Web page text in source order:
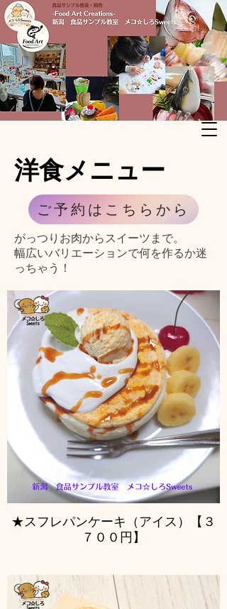
​洋食メニュー
ご予約はこちらから
がっつりお肉からスイーツまで。
​幅広いバリエーションで何を作るか迷
っちゃう！
★スフレパンケーキ（アイス）【３
７００円】